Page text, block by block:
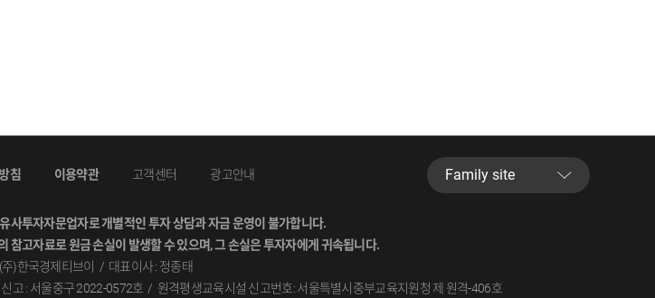
침 이용약관 고객센터 광고안내 Familysite
사투자자문업자로개별적인투자상담과자금운영이불가합니다.
참고자료로원금손실이발생할수있으며,그손실은투자자에게귀속됩니다.
)한국경제티브이
대표이사:정종태
신고:서울중구2022-0572호 원격평생교육시설신고번호:서울특별시중부교육지원청제원격-406호